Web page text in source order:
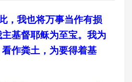
，我也将万事当作有损
基督耶稣为至宝。我为
作粪土，为要得着基